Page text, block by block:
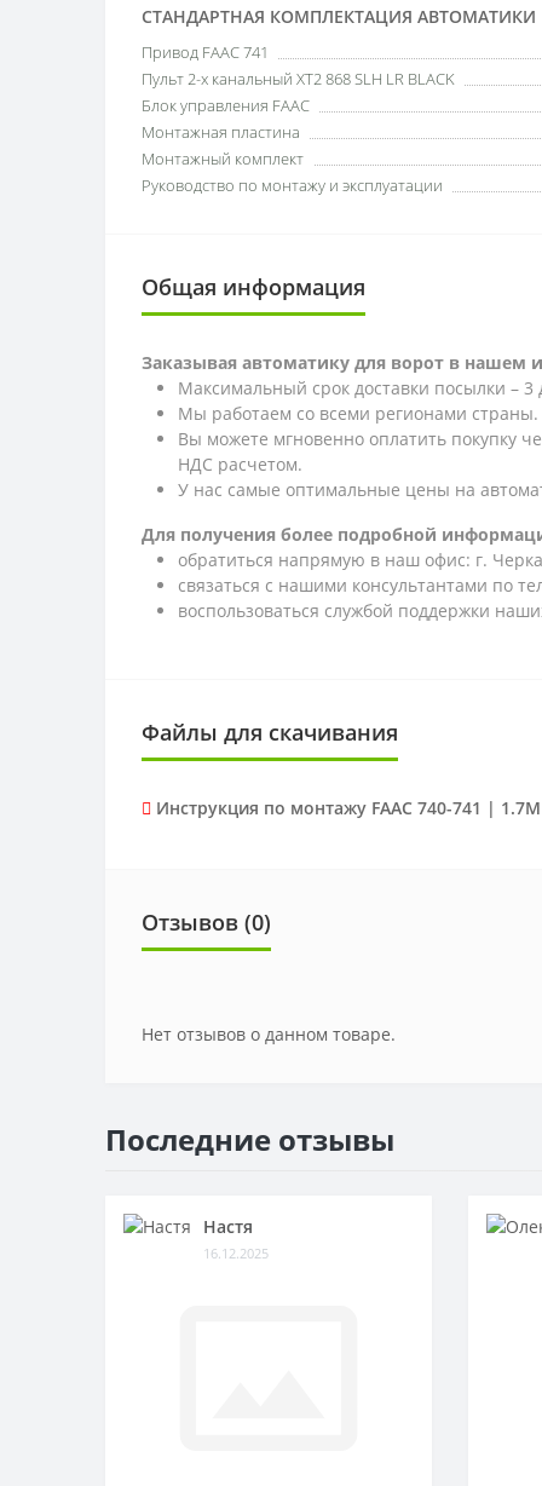
СТАНДАРТНАЯ КОМПЛЕКТАЦИЯ АВТОМАТИКИ |
Привод FAAC 741
Пульт 2-х канальный XT2 868 SLH LR BLACK
Блок управления FAAC
Монтажная пластина
Монтажный комплект
Руководство по монтажу и эксплуатации
Общая информация
Заказывая автоматику для ворот в нашем
Максимальный срок доставки посылки – 3
Мы работаем со всеми регионами страны.
Вы можете мгновенно оплатить покупку
НДС расчетом.
У нас самые оптимальные цены на
Для получения более подробной
обратиться напрямую в наш офис: г.
связаться с нашими консультантами по
воспользоваться службой поддержки
Файлы для скачивания
Инструкция по монтажу FAAC 740-741 |
Отзывов (0)
Нет отзывов о данном товаре.
Последние отзывы
Настя
16.12.2025